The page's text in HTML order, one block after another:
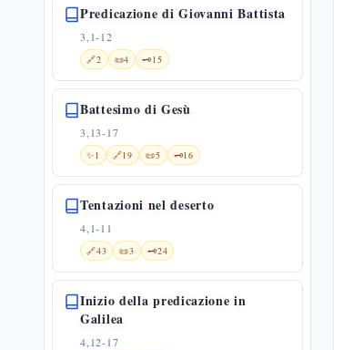
Predicazione di Giovanni Battista
3,1-12
🔗2 📜4 🗝️15
Battesimo di Gesù
3,13-17
✨1 🔗19 📜5 🗝️16
Tentazioni nel deserto
4,1-11
🔗43 📜3 🗝️24
Inizio della predicazione in
Galilea
4,12-17